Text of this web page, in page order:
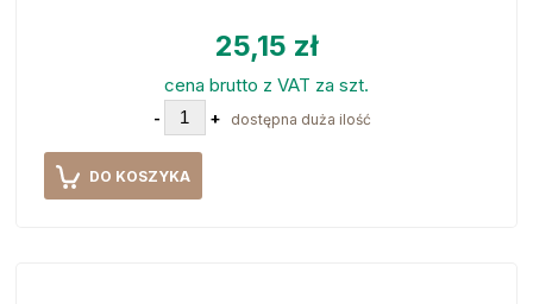
25,15 zł
cena brutto z VAT za szt.
- + dostępna duża ilość
DO KOSZYKA